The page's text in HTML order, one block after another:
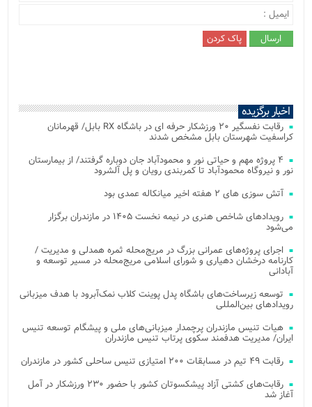
اخبار برگزیده
رقابت نفسگیر ۲۰ ورزشکار حرفه ای در باشگاه RX بابل/ قهرمانان
کراسفیت شهرستان بابل مشخص شدند
۴ پروژه مهم و حیاتی نور و محمودآباد جان دوباره گرفتند/ از بیمارستان
نور و نیروگاه محمودآباد تا کمربندی رویان و پل آلشرود
آتش‌ سوزی‌ های ۲ هفته اخیر میانکاله عمدی بود
رویدادهای شاخص هنری در نیمه نخست ۱۴۰۵ در مازندران برگزار
می‌شود
اجرای پروژه‌های عمرانی بزرگ در مریج‌محله ثمره همدلی و مدیریت /
کارنامه درخشان دهیاری و شورای اسلامی مریج‌محله در مسیر توسعه و
آبادانی
توسعه زیرساخت‌های باشگاه پدل پوینت کلاب نمک‌آبرود با هدف میزبانی
رویدادهای بین‌المللی
هیات تنیس مازندران پرچمدار میزبانی‌های ملی و پیشگام توسعه تنیس
ایران/ مدیریت هدفمند سکوی پرتاب تنیس مازندران
رقابت ۴۹ تیم در مسابقات ۲۰۰ امتیازی تنیس ساحلی کشور در مازندران
رقابت‌های کشتی آزاد پیشکسوتان کشور با حضور ۲۳۰ ورزشکار در آمل
آغاز شد